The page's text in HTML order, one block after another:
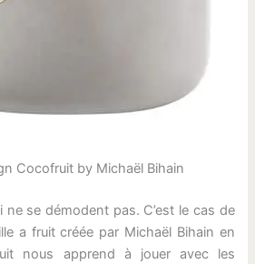
Cocofruit by Michaël Bihain
se démodent pas. C’est le cas de
a fruit créée par Michaël Bihain en
nous apprend à jouer avec les